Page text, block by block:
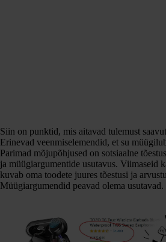
Siin on punktid, mis aitavad tulemust
Erinevad veenmiselemendid, et su
Parimad mõjupõhjused on sotsiaalne
ja müügiargumentide usutavus. Viimaseid
kuvab oma toodete juures tõestusi ja
Müügiargumendid peavad olema usutavad.